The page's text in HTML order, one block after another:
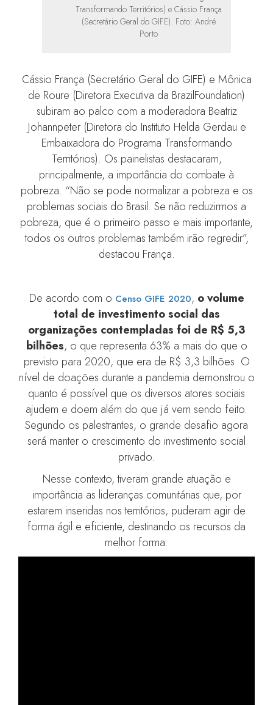
Transformando Territórios) e Cássio França
(Secretário Geral do GIFE). Foto: André
Porto
Cássio França (Secretário Geral do GIFE) e Mônica
de Roure (Diretora Executiva da BrazilFoundation)
subiram ao palco com a moderadora Beatriz
Johannpeter (Diretora do Instituto Helda Gerdau e
Embaixadora do Programa Transformando
Territórios). Os painelistas destacaram,
principalmente, a importância do combate à
pobreza. “Não se pode normalizar a pobreza e os
problemas sociais do Brasil. Se não reduzirmos a
pobreza, que é o primeiro passo e mais importante,
todos os outros problemas também irão regredir”,
destacou França.
De acordo com o Censo GIFE 2020, o volume
total de investimento social das
organizações contempladas foi de R$ 5,3
bilhões, o que representa 63% a mais do que o
previsto para 2020, que era de R$ 3,3 bilhões. O
nível de doações durante a pandemia demonstrou o
quanto é possível que os diversos atores sociais
ajudem e doem além do que já vem sendo feito.
Segundo os palestrantes, o grande desafio agora
será manter o crescimento do investimento social
privado.
Nesse contexto, tiveram grande atuação e
importância as lideranças comunitárias que, por
estarem inseridas nos territórios, puderam agir de
forma ágil e eficiente, destinando os recursos da
melhor forma.